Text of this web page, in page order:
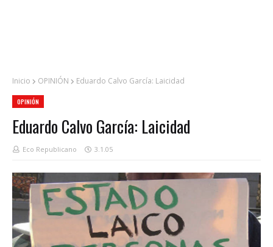
Inicio OPINIÓN Eduardo Calvo García: Laicidad
OPINIÓN
Eduardo Calvo García: Laicidad
Eco Republicano 3.1.05